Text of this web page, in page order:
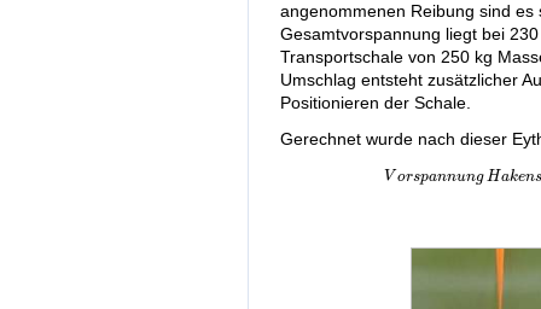
angenommenen Reibung sind
Gesamtvorspannung liegt bei
Transportschale von 250 kg
Umschlag entsteht zusätzlicher
Positionieren der Schale.
Gerechnet wurde nach dieser
VorspannungHakens